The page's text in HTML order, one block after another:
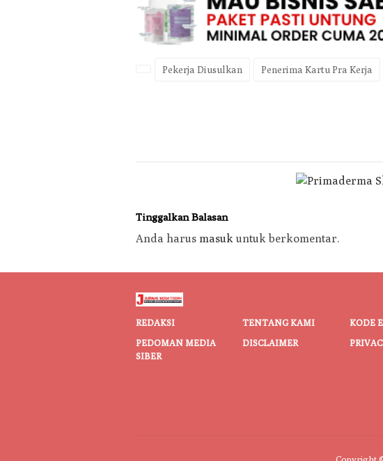
Pekerja Diusulkan Penerima Kartu Pra Kerja
Tinggalkan Balasan
Anda harus masuk untuk berkomentar.
REDAKSI TENTANG KAMI
KODE
PEDOMAN MEDIA
SIBER
DISCLAIMER
Copyright